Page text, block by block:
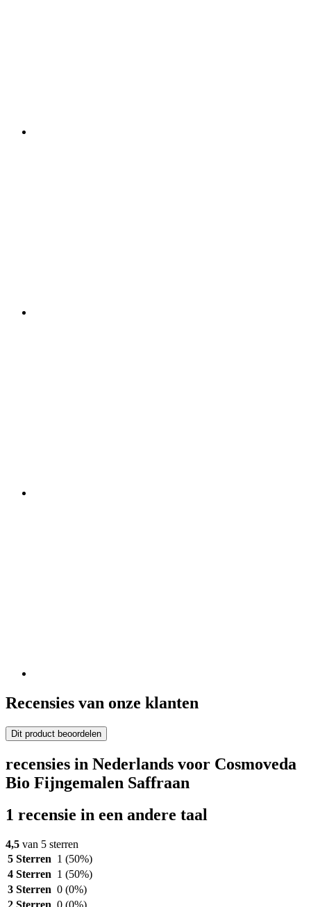
Recensies van onze klanten
Dit product beoordelen
recensies in Nederlands voor Cosmoveda
Bio Fijngemalen Saffraan
1 recensie in een andere taal
4,5 van 5 sterren
5 Sterren 1 (50%)
4 Sterren 1 (50%)
3 Sterren 0 (0%)